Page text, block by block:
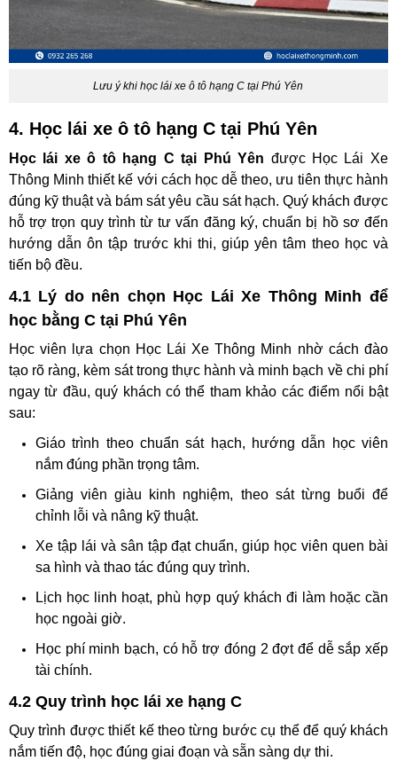
Lưu ý khi học lái xe ô tô hạng C tại Phú Yên
4. Học lái xe ô tô hạng C tại Phú Yên
Học lái xe ô tô hạng C tại Phú Yên được Học Lái Xe
Thông Minh thiết kế với cách học dễ theo, ưu tiên thực hành
đúng kỹ thuật và bám sát yêu cầu sát hạch. Quý khách được
hỗ trợ trọn quy trình từ tư vấn đăng ký, chuẩn bị hồ sơ đến
hướng dẫn ôn tập trước khi thi, giúp yên tâm theo học và
tiến bộ đều.
4.1 Lý do nên chọn Học Lái Xe Thông Minh để
học bằng C tại Phú Yên
Học viên lựa chọn Học Lái Xe Thông Minh nhờ cách đào
tạo rõ ràng, kèm sát trong thực hành và minh bạch về chi phí
ngay từ đầu, quý khách có thể tham khảo các điểm nổi bật
sau:
Giáo trình theo chuẩn sát hạch, hướng dẫn học viên
nắm đúng phần trọng tâm.
Giảng viên giàu kinh nghiệm, theo sát từng buổi để
chỉnh lỗi và nâng kỹ thuật.
Xe tập lái và sân tập đạt chuẩn, giúp học viên quen bài
sa hình và thao tác đúng quy trình.
Lịch học linh hoạt, phù hợp quý khách đi làm hoặc cần
học ngoài giờ.
Học phí minh bạch, có hỗ trợ đóng 2 đợt để dễ sắp xếp
tài chính.
4.2 Quy trình học lái xe hạng C
Quy trình được thiết kế theo từng bước cụ thể để quý khách
nắm tiến độ, học đúng giai đoạn và sẵn sàng dự thi.